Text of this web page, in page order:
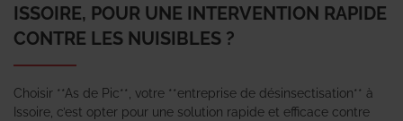
ISSOIRE, POUR UNE INTERVENTION RAPIDE
CONTRE LES NUISIBLES ?
Choisir **As de Pic**, votre **entreprise de désinsectisation** à
Issoire, c’est opter pour une solution rapide et efficace contre